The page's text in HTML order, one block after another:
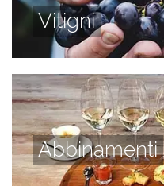
Vitigni
Abbinamenti